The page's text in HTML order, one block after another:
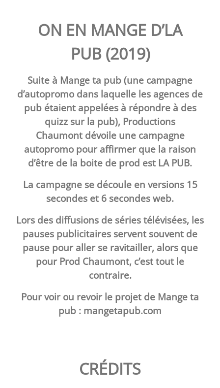
ON EN MANGE D’LA
PUB (2019)
Suite à Mange ta pub(une campagne
d’autopromo dans laquelle les agences de
pub étaient appelées à répondre à des
quizz sur la pub), Productions
Chaumont dévoile une campagne
autopromo pour affirmer que la raison
d’être de la boite de prod est LA PUB.
La campagne se découle en versions 15
secondes et 6 secondes web.
Lors des diffusions de séries télévisées, les
pauses publicitaires servent souvent de
pause pour aller se ravitailler, alors que
pour Prod Chaumont, c’est tout le
contraire.
Pour voir ou revoir le projet de Mange ta
pub : mangetapub.com
CRÉDITS